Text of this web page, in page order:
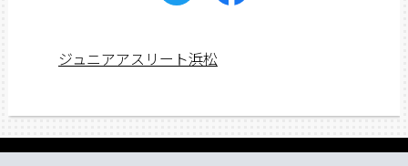
ジュニアアスリート浜松